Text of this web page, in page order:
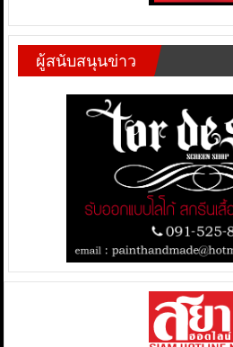
ผู้สนับสนุนข่าว